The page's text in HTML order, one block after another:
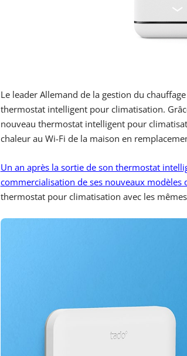
Le leader Allemand de la gestion du
thermostat intelligent pour climatisation.
nouveau thermostat intelligent pour
chaleur au Wi-Fi de la maison en
Un an après la sortie de son thermostat
commercialisation de ses nouveaux modèles
thermostat pour climatisation avec les